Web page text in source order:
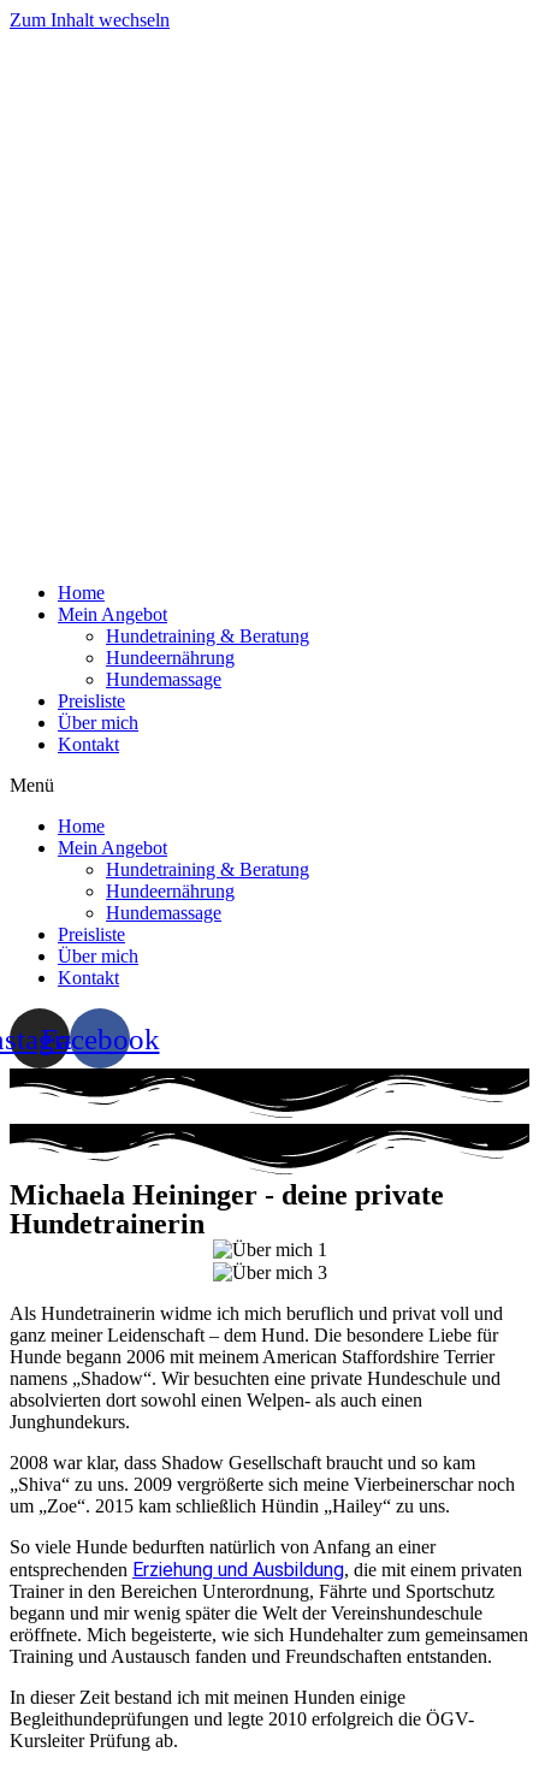
Zum Inhalt wechseln
Home
Mein Angebot
Hundetraining & Beratung
Hundeernährung
Hundemassage
Preisliste
Über mich
Kontakt
Menü
Home
Mein Angebot
Hundetraining & Beratung
Hundeernährung
Hundemassage
Preisliste
Über mich
Kontakt
Facebook
Michaela Heininger - deine private
Hundetrainerin
Als Hundetrainerin widme ich mich beruflich und privat voll und
ganz meiner Leidenschaft – dem Hund. Die besondere Liebe für
Hunde begann 2006 mit meinem American Staffordshire Terrier
namens „Shadow“. Wir besuchten eine private Hundeschule und
absolvierten dort sowohl einen Welpen- als auch einen
Junghundekurs.
2008 war klar, dass Shadow Gesellschaft braucht und so kam
„Shiva“ zu uns. 2009 vergrößerte sich meine Vierbeinerschar noch
um „Zoe“. 2015 kam schließlich Hündin „Hailey“ zu uns.
So viele Hunde bedurften natürlich von Anfang an einer
entsprechenden Erziehung und Ausbildung, die mit einem privaten
Trainer in den Bereichen Unterordnung, Fährte und Sportschutz
begann und mir wenig später die Welt der Vereinshundeschule
eröffnete. Mich begeisterte, wie sich Hundehalter zum gemeinsamen
Training und Austausch fanden und Freundschaften entstanden.
In dieser Zeit bestand ich mit meinen Hunden einige
Begleithundeprüfungen und legte 2010 erfolgreich die ÖGV-
Kursleiter Prüfung ab.